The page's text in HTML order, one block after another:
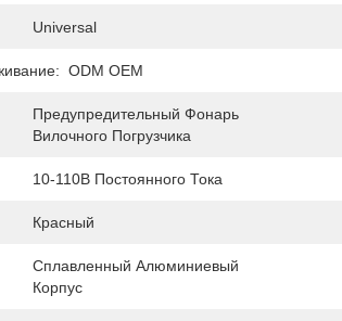
Universal
ODM OEM
Предупредительный Фонарь
Вилочного Погрузчика
10-110В Постоянного Тока
Красный
Сплавленный Алюминиевый
Корпус